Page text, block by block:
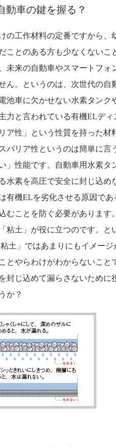
動車の鍵を握る？
の工作材料の定番ですから、
ことのある方も少なくないこ
未来の自動車やスマートフォ
ん。というのは、次世代の自
池車に欠かせない水素タンク
力と言われている有機ELディ
ア性」という性質を持った材
バリア性というのは簡単に言
」性能です。自動車用水素タ
水素を高圧で安全に封じ込め
有機ELを劣化させる原因であ
むことを防ぐ必要があります
粘土」が役に立つのです。と
土」ではあまりにもイメージ
とやらわけがわからないこと
封じ込めて漏らさないために
か？